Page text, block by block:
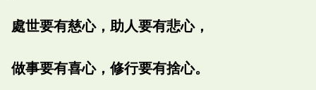
處世要有慈心，助人要有悲心，
做事要有喜心，修行要有捨心。